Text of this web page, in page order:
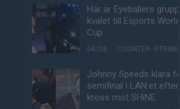
Här är Eyeballers grupp i
kvalet till Esports World
Cup
04/08 COUNTER-STRIKE
Johnny Speeds klara för
semifinal i LAN:et efter
kross mot SHiNE